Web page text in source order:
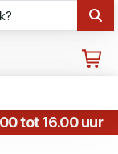
tot 16.00 uur